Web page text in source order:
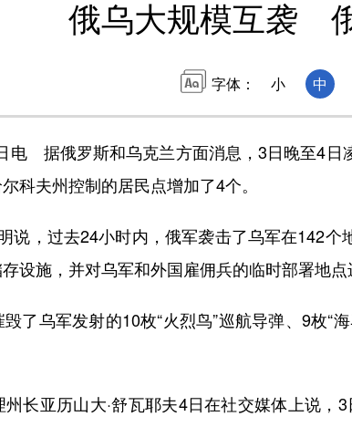
俄乌大规模互袭
字体： 小 中
据俄罗斯和乌克兰方面消息，3日晚至4日
科夫州控制的居民点增加了4个。
，过去24小时内，俄军袭击了乌军在142个
设施，并对乌军和外国雇佣兵的临时部署地点
乌军发射的10枚“火烈鸟”巡航导弹、9枚“海
亚历山大·舒瓦耶夫4日在社交媒体上说，3